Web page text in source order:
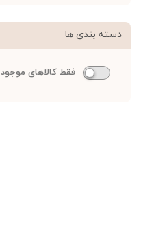
دسته بندی ها
فقط کالاهای موجود